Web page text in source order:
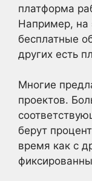
платформа
Например, на
бесплатные
других есть
Многие
проектов.
берут
время как с